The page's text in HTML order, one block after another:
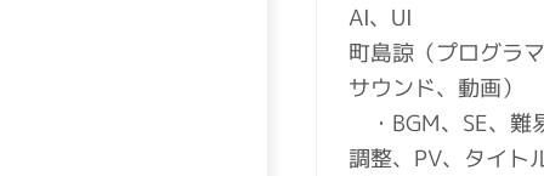
AI、UI
町島諒（プログラ
サウンド、動画）
・BGM、SE、難
調整、PV、タイト